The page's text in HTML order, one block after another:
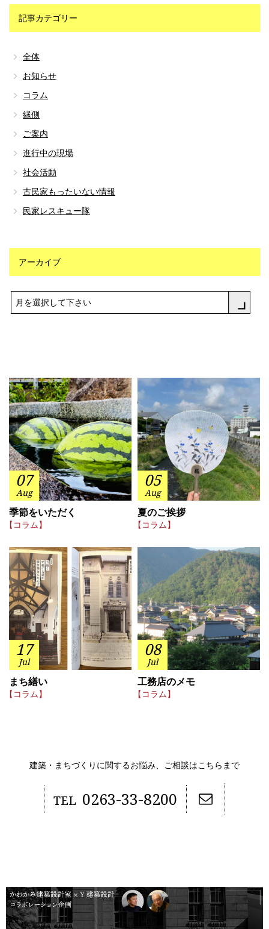
記事カテゴリー
全体
お知らせ
コラム
縁側
ご案内
進行中の現場
社会活動
古民家もったいない情報
民家レスキュー隊
アーカイブ
月を選択して下さい
07
Aug
季節をいただく
【コラム】
05
Aug
夏のご挨拶
【コラム】
17
Jul
まち繕い
【コラム】
08
Jul
工務店のメモ
【コラム】
建築・まちづくりに関するお悩み、ご相談はこちらまで
TEL 0263-33-8200